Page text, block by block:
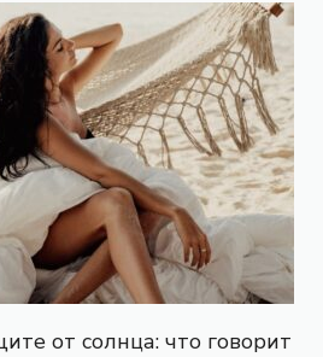
от солнца: что говорит